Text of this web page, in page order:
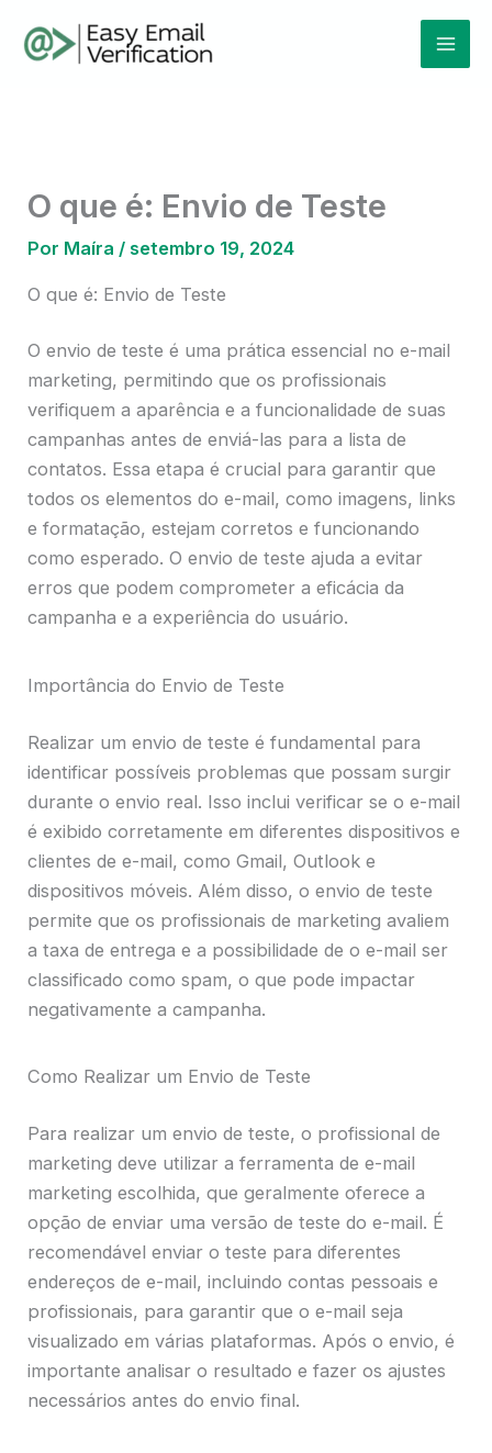
para
O que é: Envio de Teste
Por Maíra /setembro 19, 2024
O que é: Envio de Teste
O envio de teste é uma prática essencial no e-mail
marketing, permitindo que os profissionais
verifiquem a aparência e a funcionalidade de suas
campanhas antes de enviá-las para a lista de
contatos. Essa etapa é crucial para garantir que
todos os elementos do e-mail, como imagens, links
e formatação, estejam corretos e funcionando
como esperado. O envio de teste ajuda a evitar
erros que podem comprometer a eficácia da
campanha e a experiência do usuário.
Importância do Envio de Teste
Realizar um envio de teste é fundamental para
identificar possíveis problemas que possam surgir
durante o envio real. Isso inclui verificar se o e-mail
é exibido corretamente em diferentes dispositivos e
clientes de e-mail, como Gmail, Outlook e
dispositivos móveis. Além disso, o envio de teste
permite que os profissionais de marketing avaliem
a taxa de entrega e a possibilidade de o e-mail ser
classificado como spam, o que pode impactar
negativamente a campanha.
Como Realizar um Envio de Teste
Para realizar um envio de teste, o profissional de
marketing deve utilizar a ferramenta de e-mail
marketing escolhida, que geralmente oferece a
opção de enviar uma versão de teste do e-mail. É
recomendável enviar o teste para diferentes
endereços de e-mail, incluindo contas pessoais e
profissionais, para garantir que o e-mail seja
visualizado em várias plataformas. Após o envio, é
importante analisar o resultado e fazer os ajustes
necessários antes do envio final.